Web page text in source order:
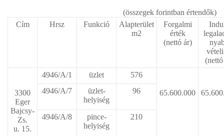
(összegek forintban értendők)
Cím
Hrsz Funkció
Alapterület
m2
Forgalmi
érték
(nettó ár)
3300
Eger
Bajcsy-
Zs.
u. 15.
4946/A/1 üzlet 576
65.600.000
4946/A/7
üzlet-
helyiség
96
4946/A/8
pince-
helyiség
210